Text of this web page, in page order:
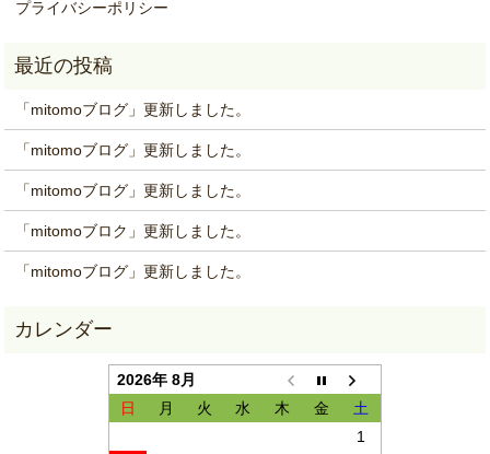
プライバシーポリシー
「mitomoブログ」更新しました。
「mitomoブログ」更新しました。
「mitomoブログ」更新しました。
「mitomoブロク」更新しました。
「mitomoブログ」更新しました。
2026年 8月
日
月 火 水 木 金
土
1